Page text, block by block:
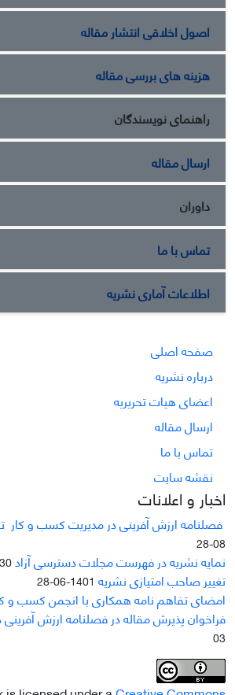
اصول اخلاقی انتشار مقاله
هزینه های بررسی مقاله
راهنمای نویسندگان
ارسال مقاله
داوران
تماس با ما
اطلاعات آماری نشریه
صفحه اصلی
درباره نشریه
اعضای هیات تحریریه
ارسال مقاله
تماس با ما
نقشه سایت
اخبار و اعلانات
فصلنامه ارزش آفرینی در مدیریت کسب و کار
08-28
نمایه نشریه در فهرست مجلات دسترسی آزاد DOAJ
تغییر صاحب امتیازی نشریه 1401-06-28
امضای تفاهم نامه همکاری با انجمن کسب و
فراخوان پذیرش مقاله در فصلنامه ارزش
03